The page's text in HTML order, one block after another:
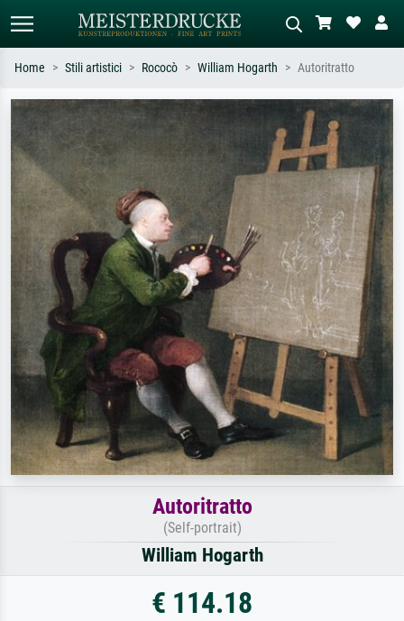
Ricerca standard Ricerca immagini AI
Cerca per artista, titolo o stile – es.
Monet, Notte stellata,
Impressionismo, onda di Hokusai,
Descrivi la scena – es. prato verde,
astratto con molto rosso, dipinto a
olio scuro, nudo in piedi vicino a un
Home Stili artistici Rococò William Hogarth Autoritratto
Autoritratto
(Self-portrait)
William Hogarth
€ 114.18